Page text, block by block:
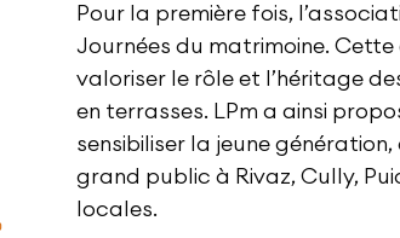
Pour la première fois,
Journées du matrimoine.
valoriser le rôle et l’héritage
en terrasses. LPm a ainsi
sensibiliser la jeune
grand public à Rivaz, Cully,
locales.